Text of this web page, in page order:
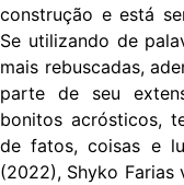
construção e está
Se utilizando de
mais rebuscadas,
parte de seu
bonitos acrósticos,
de fatos, coisas e
(2022), Shyko